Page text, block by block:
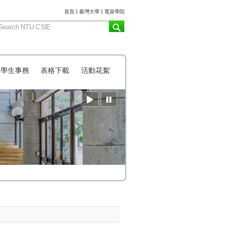
首頁| 臺灣大學| 電資學院
學生事務 表格下載 活動花絮